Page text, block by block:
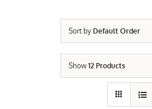
Sort by Default Order
Show12 Products